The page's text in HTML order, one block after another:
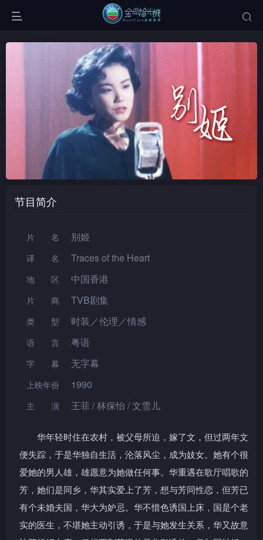
节目简介
片名 别姬
译名 Traces of the Heart
地区 中国香港
片 商 TVB剧集
类型 时装／伦理／情感
语言 粤语
字幕 无字幕
上映年份 1990
主演 王菲 / 林保怡 / 文雪儿
华年轻时住在农村，被父母所迫，嫁了文，但过两年文
便失踪，于是华独自生活，沦落风尘，成为妓女。她有个很
爱她的男人雄，雄愿意为她做任何事。华重遇在歌厅唱歌的
芳，她们是同乡，华其实爱上了芳，想与芳同性恋，但芳已
有个未婚夫国，华大为妒忌。华不惜色诱国上床，国是个老
实的医生，不堪她主动引诱，于是与她发生关系，华又故意